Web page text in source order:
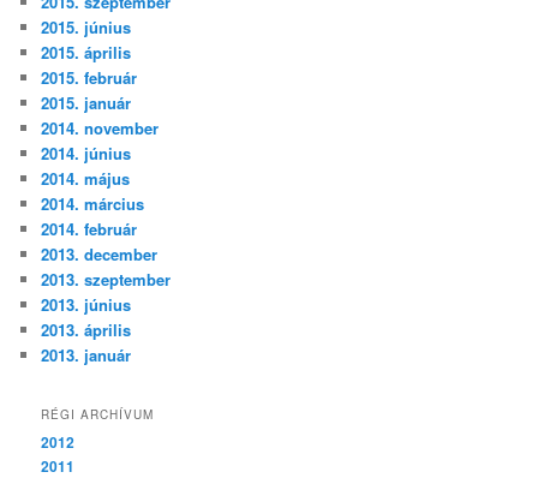
2015. június
2015. április
2015. február
2015. január
2014. november
2014. június
2014. május
2014. március
2014. február
2013. december
2013. szeptember
2013. június
2013. április
2013. január
RÉGI ARCHÍVUM
2012
2011